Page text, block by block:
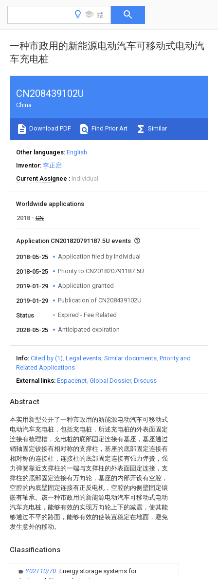
一种市政用的新能源电动汽车可移动式电动汽
车充电桩
Abstract
本实用新型公开了一种市政用的新能源电动汽车可移动式
电动汽车充电桩，包括充电桩，所述充电桩的外表面固定
连接有梳理槽，充电桩的底部固定连接有基座，基座通过
销轴固定铰接有相对称的支撑柱，基座的底部固定连接有
相对称的连接柱，连接柱的底部固定连接有强力弹簧，强
力弹簧靠近支撑柱的一端与支撑柱的外表面固定连接，支
撑柱的底部固定连接有万向轮，基座的内部开设有空腔，
空腔的内底壁固定连接有正反电机，空腔的内侧壁固定镶
嵌有轴承。该一种市政用的新能源电动汽车可移动式电动
汽车充电桩，能够有效的实现万向轮上下的减震，使其能
够通过不平的路面，能够有效的使装置稳定在地面，避免
发生意外的移动。
Classifications
Y02T10/70 Energy storage systems for
CN208439102U
China
Download PDF Find Prior Art Similar
Other languages English
Inventor 李正启
Current Assignee
Individual
Worldwide applications
2018
CN
Application CN201820791187.5U events
2018-05-25 Application filed by Individual
2018-05-25 Priority to CN201820791187.5U
2019-01-29 Application granted
2019-01-29 Publication of CN208439102U
Status Expired - Fee Related
2028-05-25 Anticipated expiration
Info Cited by (1) Legal events Similar documents Priority and
Related Applications
External links Espacenet Global Dossier Discuss